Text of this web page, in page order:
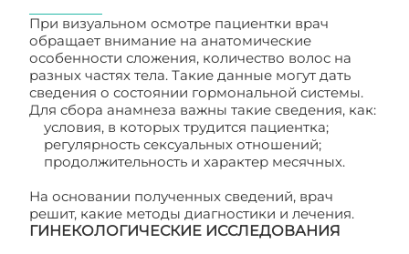
При визуальном осмотре пациентки врач
обращает внимание на анатомические
особенности сложения, количество волос на
разных частях тела. Такие данные могут дать
сведения о состоянии гормональной системы.
Для сбора анамнеза важны такие сведения, как:
условия, в которых трудится пациентка;
регулярность сексуальных отношений;
продолжительность и характер месячных.
На основании полученных сведений, врач
решит, какие методы диагностики и лечения.
ГИНЕКОЛОГИЧЕСКИЕ ИССЛЕДОВАНИЯ